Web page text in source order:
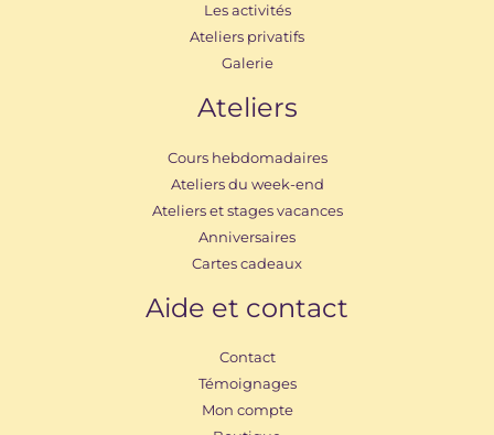
Les activités
Ateliers privatifs
Galerie
Ateliers
Cours hebdomadaires
Ateliers du week-end
Ateliers et stages vacances
Anniversaires
Cartes cadeaux
Aide et contact
Contact
Témoignages
Mon compte